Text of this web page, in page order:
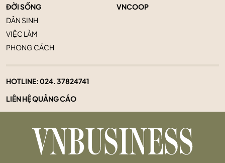
ĐỜI SỐNG
DÂN SINH
VIỆC LÀM
PHONG CÁCH
VNCOOP
HOTLINE:024. 37824741
LIÊN HỆ QUẢNG CÁO